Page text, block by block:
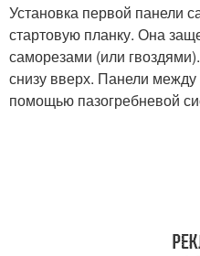
Установка первой панели
стартовую планку. Она
саморезами (или
снизу вверх. Панели
помощью пазогребневой